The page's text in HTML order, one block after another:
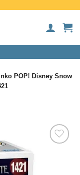
POP! Disney Snow